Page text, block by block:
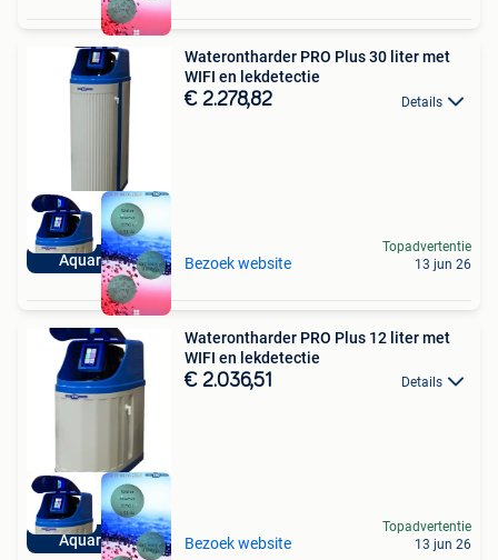
Aquariatics
Waterontharder PRO Plus 30 liter met
WIFI en lekdetectie
€ 2.278,82 Details
Bezoek website
Topadvertentie
13 jun 26
Aquariatics
Waterontharder PRO Plus 12 liter met
WIFI en lekdetectie
€ 2.036,51 Details
Bezoek website
Topadvertentie
13 jun 26